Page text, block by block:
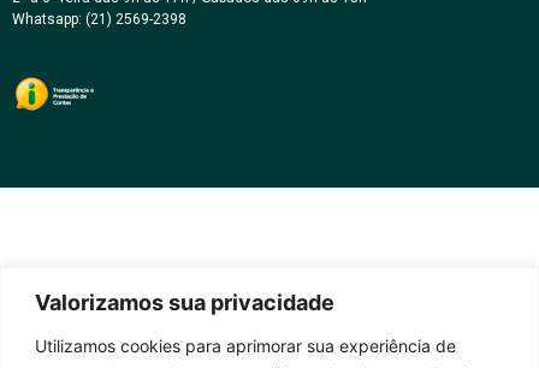
Valorizamos sua privacidade
Utilizamos cookies para aprimorar sua experiência de
Whatsapp: (21) 2569-2398